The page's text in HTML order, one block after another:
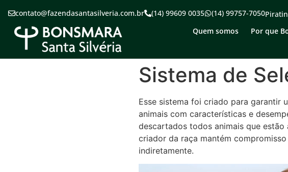
contato@fazendasantasilveria.com.br (14) 99609 0035 (14) 99757-7050
Quem somos
Por que
Sistema de
Esse sistema foi criado para garantir
animais com características e
descartados todos animais que
criador da raça mantém
indiretamente.